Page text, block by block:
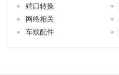
端口转换
网络相关
车载配件